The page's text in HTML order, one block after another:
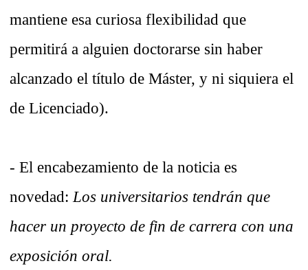
mantiene esa curiosa flexibilidad que
permitirá a alguien doctorarse sin haber
alcanzado el título de Máster, y ni siquiera el
de Licenciado).
- El encabezamiento de la noticia es
novedad: Los universitarios tendrán que
hacer un proyecto de fin de carrera con una
exposición oral.